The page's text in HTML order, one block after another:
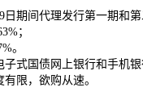
日期间代理发行第一期和
；
。
式国债网上银行和手机
限，欲购从速。